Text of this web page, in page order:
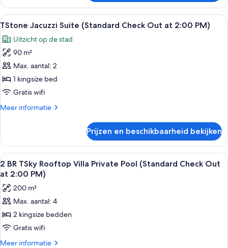
Suite
(Standard
Check
at
2:00
PM)
Alle
foto's
voor
TStone
Jacuzzi
Suite
(Standard
Out
PM)
laden
Een moderne badkamer met een
11
TStone Jacuzzi Suite (Standard Check Out at 2:00 PM)
Uitzicht op de stad
90 m²
Max. aantal: 2
1 kingsize bed
Gratis wifi
Meer informatie
Meer
Jacuzzi
Suite
(Standard
Check
at
2:00
Prijzen en beschikbaarheid bekijken
Alle
foto's
voor
2
BR
TSky
Rooftop
Villa
2 BR TSky Rooftop Villa Private
12
2 BR TSky Rooftop Villa Private Pool (Standard Check Out
at 2:00 PM)
200 m²
Max. aantal: 4
2 kingsize bedden
Gratis wifi
Meer informatie
Meer